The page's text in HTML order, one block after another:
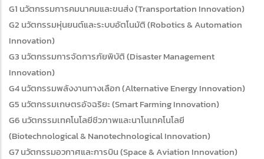
G1 นวัตกรรมการคมนาคมและขนส่ง (Transportation Innovation)
G2 นวัตกรรมหุ่นยนต์และระบบอัตโนมัติ (Robotics & Automation
Innovation)
G3 นวัตกรรมการจัดการภัยพิบัติ (Disaster Management
Innovation)
G4 นวัตกรรมพลังงานทางเลือก (Alternative Energy Innovation)
G5 นวัตกรรมเกษตรอัจฉริยะ (Smart Farming Innovation)
G6 นวัตกรรมเทคโนโลยีชีวภาพและนาโนเทคโนโลยี
(Biotechnological & Nanotechnological Innovation)
G7 นวัตกรรมอวกาศและการบิน (Space & Aviation Innovation)